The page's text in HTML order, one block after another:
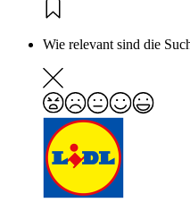
Wie relevant sind die